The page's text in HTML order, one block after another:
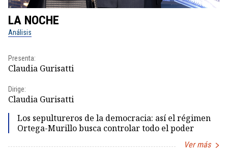
LA NOCHE
Análisis
Presenta:
Claudia Gurisatti
Dirige:
Claudia Gurisatti
Los sepultureros de la democracia: así el régimen
Ortega-Murillo busca controlar todo el poder
Ver más